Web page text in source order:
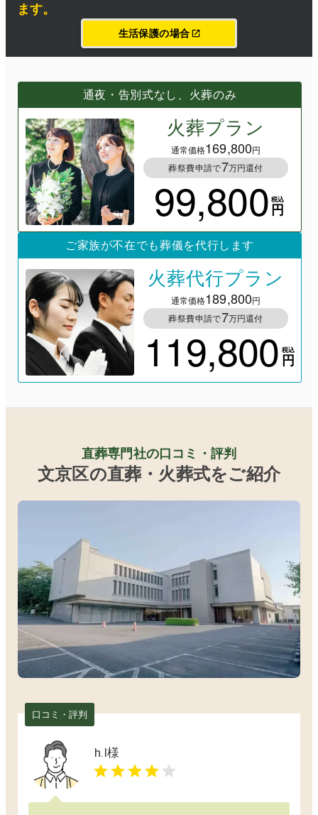
ます。
生活保護の場合
通夜・告別式なし、火葬のみ
火葬プラン
通常価格169,800円
葬祭費申請で7万円還付
99,800 税込
円
ご家族が不在でも葬儀を代行します
火葬代行プラン
通常価格189,800円
葬祭費申請で7万円還付
119,800 税込
円
直葬専門社の口コミ・評判
文京区の直葬・火葬式をご紹介
口コミ・評判
h.l様